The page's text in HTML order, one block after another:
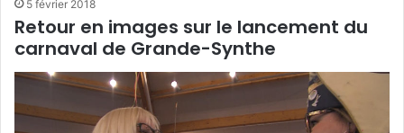
5 février 2018
Retour en images sur le lancement du
carnaval de Grande-Synthe